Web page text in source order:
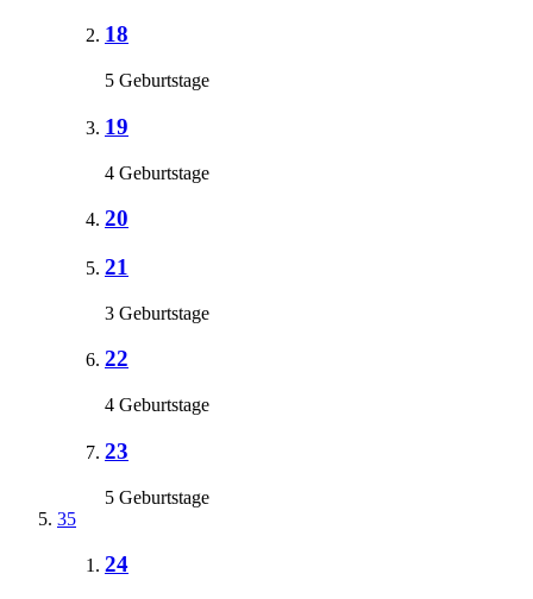
18
5 Geburtstage
19
4 Geburtstage
20
21
3 Geburtstage
22
4 Geburtstage
23
5 Geburtstage
35
24